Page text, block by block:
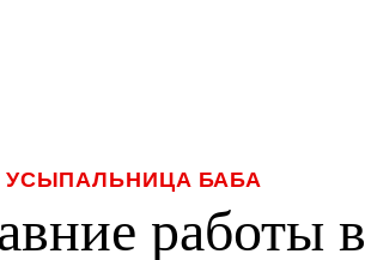
УСЫПАЛЬНИЦА БАБА
работы в